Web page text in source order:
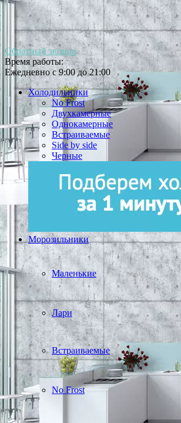
Обратный звонок
Время работы:
Ежедневно с 9:00 до 21:00
Холодильники
No Frost
Двухкамерные
Однокамерные
Встраиваемые
Side by side
Черные
Морозильники
Маленькие
Лари
Встраиваемые
No Frost